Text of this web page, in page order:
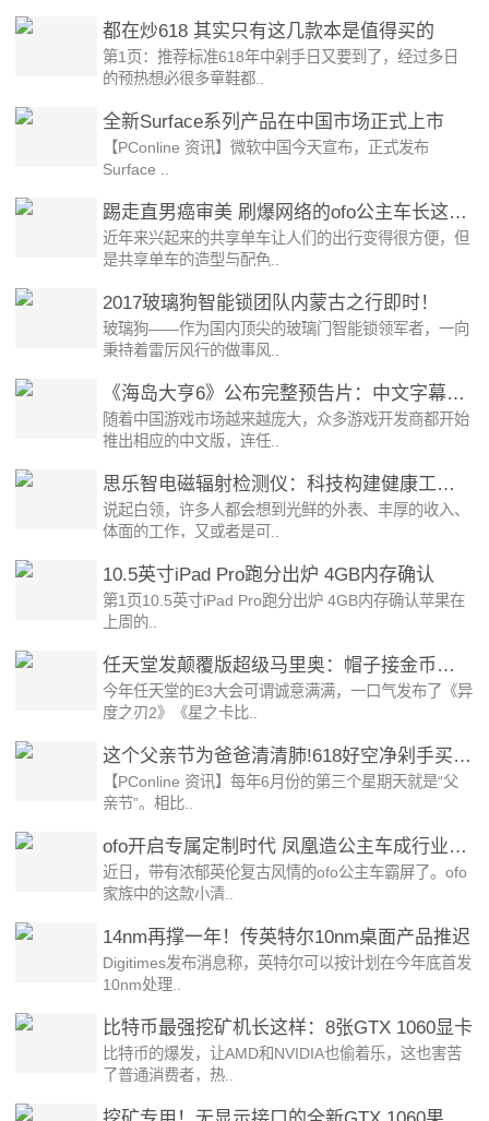
都在炒618 其实只有这几款本是值得买的
第1页：推荐标准618年中剁手日又要到了，经过多日
的预热想必很多童鞋都..
全新Surface系列产品在中国市场正式上市
【PConline 资讯】微软中国今天宣布，正式发布
Surface ..
踢走直男癌审美 刷爆网络的ofo公主车长这个样子
近年来兴起来的共享单车让人们的出行变得很方便，但
是共享单车的造型与配色..
2017玻璃狗智能锁团队内蒙古之行即时！
玻璃狗——作为国内顶尖的玻璃门智能锁领军者，一向
秉持着雷厉风行的做事风..
《海岛大亨6》公布完整预告片：中文字幕+语音
随着中国游戏市场越来越庞大，众多游戏开发商都开始
推出相应的中文版，连任..
思乐智电磁辐射检测仪：科技构建健康工作环境
说起白领，许多人都会想到光鲜的外表、丰厚的收入、
体面的工作，又或者是可..
10.5英寸iPad Pro跑分出炉 4GB内存确认
第1页10.5英寸iPad Pro跑分出炉 4GB内存确认苹果在
上周的..
任天堂发颠覆版超级马里奥：帽子接金币打敌人
今年任天堂的E3大会可谓诚意满满，一口气发布了《异
度之刃2》《星之卡比..
这个父亲节为爸爸清清肺!618好空净剁手买买买
【PConline 资讯】每年6月份的第三个星期天就是“父
亲节”。相比..
ofo开启专属定制时代 凤凰造公主车成行业杀手锏
近日，带有浓郁英伦复古风情的ofo公主车霸屏了。ofo
家族中的这款小清..
14nm再撑一年！传英特尔10nm桌面产品推迟
Digitimes发布消息称，英特尔可以按计划在今年底首发
10nm处理..
比特币最强挖矿机长这样：8张GTX 1060显卡
比特币的爆发，让AMD和NVIDIA也偷着乐，这也害苦
了普通消费者，热..